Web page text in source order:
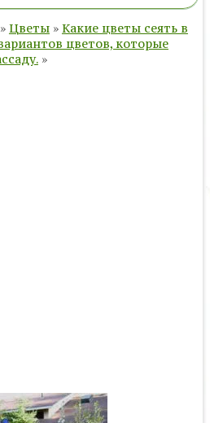
» Цветы » Какие цветы сеять в
цветов, которые
»